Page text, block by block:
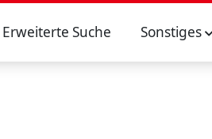
Erweiterte Suche Sonstiges